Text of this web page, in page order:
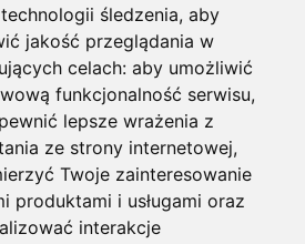
śledzenia, aby
jakość przeglądania w
celach: aby umożliwić
funkcjonalność serwisu,
lepsze wrażenia z
ze strony internetowej,
Twoje zainteresowanie
produktami i usługami oraz
interakcje